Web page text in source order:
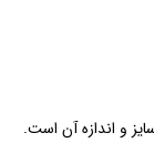
و اندازه آن است.